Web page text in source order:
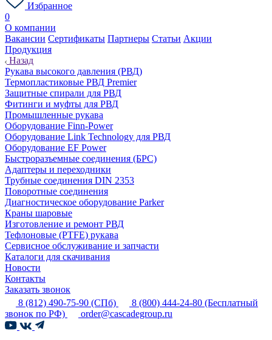
Избранное
0
О компании
Вакансии Сертификаты Партнеры Статьи Акции
Продукция
Назад
Рукава высокого давления (РВД)
Термопластиковые РВД Premier
Защитные спирали для РВД
Фитинги и муфты для РВД
Промышленные рукава
Оборудование Finn-Power
Оборудование Link Technology для РВД
Оборудование EF Power
Быстроразъемные соединения (БРС)
Адаптеры и переходники
Трубные соединения DIN 2353
Поворотные соединения
Диагностическое оборудование Parker
Краны шаровые
Изготовление и ремонт РВД
Тефлоновые (PTFE) рукава
Сервисное обслуживание и запчасти
Каталоги для скачивания
Новости
Контакты
Заказать звонок
8 (812) 490-75-90 (СПб) 8 (800) 444-24-80 (Бесплатный
звонок по РФ)
order@cascadegroup.ru